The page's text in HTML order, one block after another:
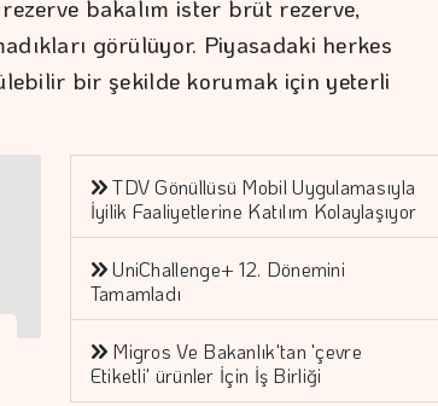
bakalım ister brüt rezerve,
görülüyor. Piyasadaki herkes
bir şekilde korumak için yeterli
TDV Gönüllüsü Mobil Uygulamasıyla
İyilik Faaliyetlerine Katılım Kolaylaşıyor
UniChallenge+ 12. Dönemini
Tamamladı
Migros Ve Bakanlık'tan 'çevre
Etiketli' ürünler İçin İş Birliği